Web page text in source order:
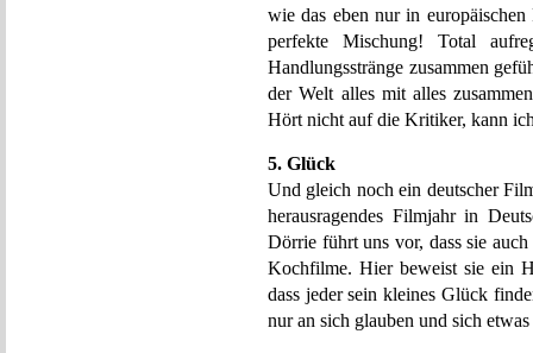
wie das eben nur in
perfekte Mischung! Total
Handlungsstränge zusammen
der Welt alles mit alles
Hört nicht auf die Kritiker, kann
5. Glück
Und gleich noch ein deutscher
herausragendes Filmjahr in
Dörrie führt uns vor, dass sie
Kochfilme. Hier beweist sie ein
dass jeder sein kleines Glück
nur an sich glauben und sich